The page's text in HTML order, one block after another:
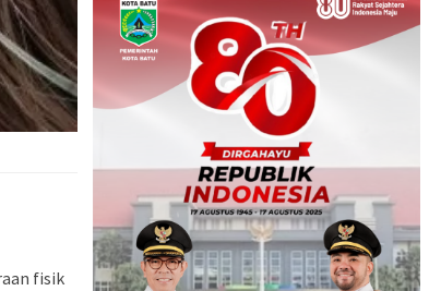
fisik